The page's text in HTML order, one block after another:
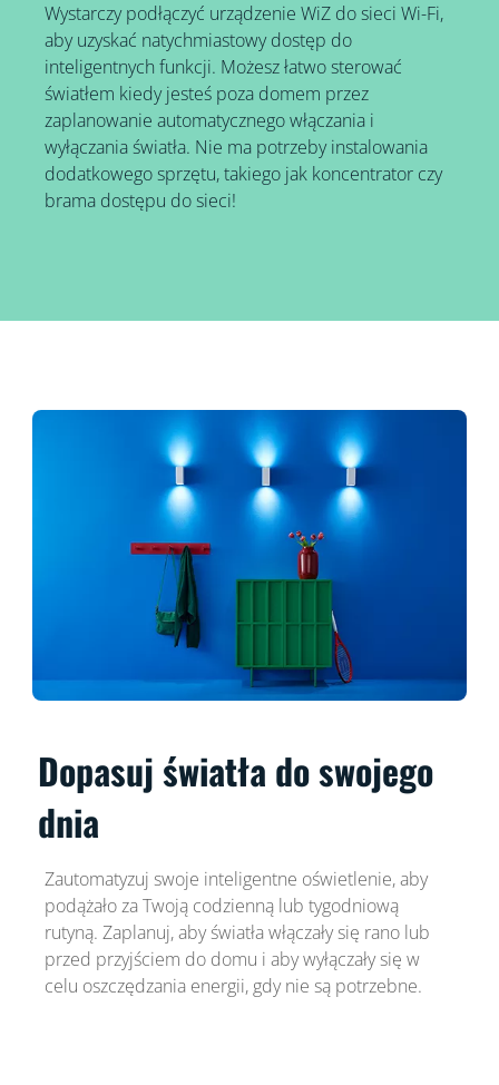
Wystarczy podłączyć urządzenie WiZ do sieci Wi-Fi,
aby uzyskać natychmiastowy dostęp do
inteligentnych funkcji. Możesz łatwo sterować
światłem kiedy jesteś poza domem przez
zaplanowanie automatycznego włączania i
wyłączania światła. Nie ma potrzeby instalowania
dodatkowego sprzętu, takiego jak koncentrator czy
brama dostępu do sieci!
Dopasuj światła do swojego
dnia
Zautomatyzuj swoje inteligentne oświetlenie, aby
podążało za Twoją codzienną lub tygodniową
rutyną. Zaplanuj, aby światła włączały się rano lub
przed przyjściem do domu i aby wyłączały się w
celu oszczędzania energii, gdy nie są potrzebne.